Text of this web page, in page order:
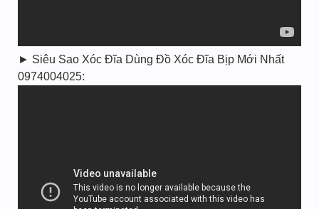
► Siêu Sao Xóc Đĩa Dùng Đồ Xóc Đĩa Bịp Mới Nhất
0974004025: